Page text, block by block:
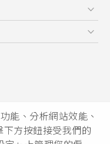
能、分析網站效能、
方按鈕接受我們的